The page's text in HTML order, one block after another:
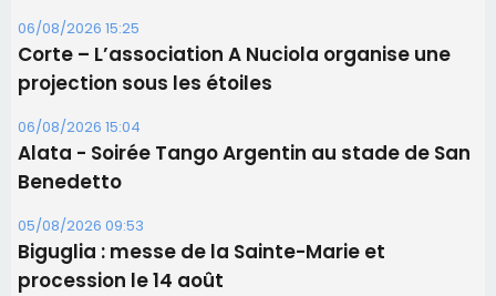
06/08/2026 15:25
Corte – L’association A Nuciola organise une
projection sous les étoiles
06/08/2026 15:04
Alata - Soirée Tango Argentin au stade de San
Benedetto
05/08/2026 09:53
Biguglia : messe de la Sainte-Marie et
procession le 14 août